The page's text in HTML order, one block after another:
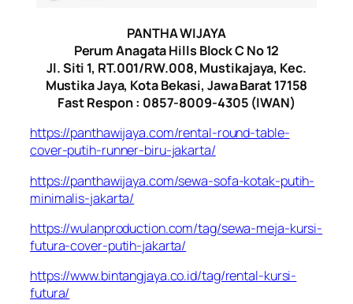
PANTHA WIJAYA
Perum Anagata Hills Block C No 12
Jl. Siti 1, RT.001/RW.008, Mustikajaya, Kec.
Mustika Jaya, Kota Bekasi, Jawa Barat 17158
Fast Respon : 0857-8009-4305 (IWAN)
https://panthawijaya.com/rental-round-table-
cover-putih-runner-biru-jakarta/
https://panthawijaya.com/sewa-sofa-kotak-putih-
minimalis-jakarta/
https://wulanproduction.com/tag/sewa-meja-kursi-
futura-cover-putih-jakarta/
https://www.bintangjaya.co.id/tag/rental-kursi-
futura/